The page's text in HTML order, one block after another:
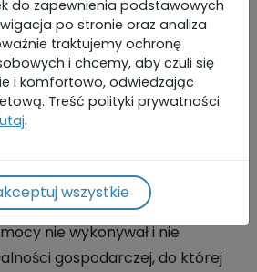
do zapewnienia podstawowych
po stronie oraz analiza
traktujemy ochronę
i chcemy, aby czuli się
i komfortowo, odwiedzając
Treść polityki prywatności
.
wszystkie
co najmniej od roku
dzień złożenia wniosku o
posiada miejsce
obszarze wiejskim objętym LSR,
zameldowaniem na obszarze
w okresie roku
dzień złożenia wniosku o
nie wykonywał i nie
gospodarczej, do której